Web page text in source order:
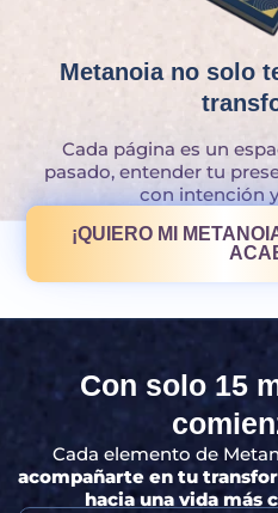
Metanoia no solo
Cada página es un
pasado, entender tu
con intención
¡QUIERO MI
Con solo 15
Cada elemento de
acompañarte en tu
hacia una vida más